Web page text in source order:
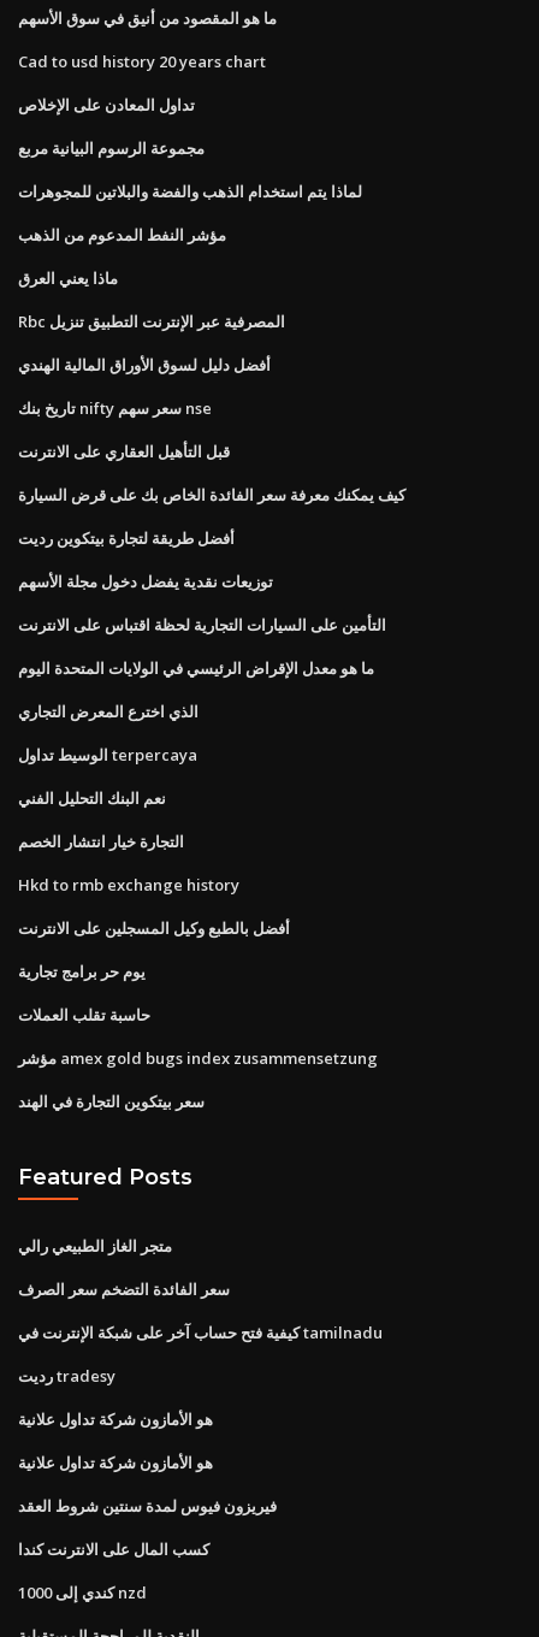
ما هو المقصود من أنيق في سوق الأسهم
Cad to usd history 20 years chart
تداول المعادن على الإخلاص
مجموعة الرسوم البيانية مربع
لماذا يتم استخدام الذهب والفضة والبلاتين للمجوهرات
مؤشر النفط المدعوم من الذهب
ماذا يعني العرق
Rbc المصرفية عبر الإنترنت التطبيق تنزيل
أفضل دليل لسوق الأوراق المالية الهندي
تاريخ بنك nifty سعر سهم nse
قبل التأهيل العقاري على الانترنت
كيف يمكنك معرفة سعر الفائدة الخاص بك على قرض السيارة
أفضل طريقة لتجارة بيتكوين رديت
توزيعات نقدية يفضل دخول مجلة الأسهم
التأمين على السيارات التجارية لحظة اقتباس على الانترنت
ما هو معدل الإقراض الرئيسي في الولايات المتحدة اليوم
الذي اخترع المعرض التجاري
الوسيط تداول terpercaya
نعم البنك التحليل الفني
التجارة خيار انتشار الخصم
Hkd to rmb exchange history
أفضل بالطبع وكيل المسجلين على الانترنت
يوم حر برامج تجارية
حاسبة تقلب العملات
مؤشر amex gold bugs index zusammensetzung
سعر بيتكوين التجارة في الهند
Featured Posts
متجر الغاز الطبيعي رالي
سعر الفائدة التضخم سعر الصرف
كيفية فتح حساب آخر على شبكة الإنترنت في tamilnadu
رديت tradesy
هو الأمازون شركة تداول علانية
هو الأمازون شركة تداول علانية
فيريزون فيوس لمدة سنتين شروط العقد
كسب المال على الانترنت كندا
1000 كندي إلى nzd